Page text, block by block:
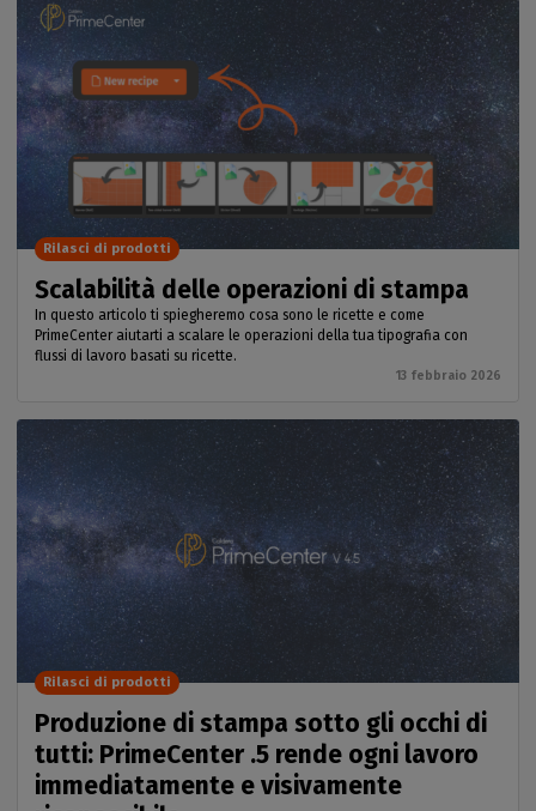
Scalabilità delle operazioni di stampa
In questo articolo ti spiegheremo cosa sono le ricette e come
PrimeCenter aiutarti a scalare le operazioni della tua tipografia con
flussi di lavoro basati su ricette.
13 febbraio 2026
Rilasci di prodotti
Produzione di stampa sotto gli occhi di
tutti: PrimeCenter .5 rende ogni lavoro
immediatamente e visivamente
Rilasci di prodotti